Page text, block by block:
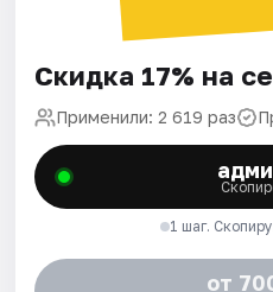
Скидка 17% на
Применили: 2 619 раз
1 шаг.
от